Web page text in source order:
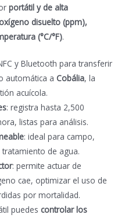
portátil y de alta
oxígeno disuelto (ppm),
(°C/°F).
y Bluetooth para transferir
automática a Cobália, la
acuícola.
: registra hasta 2,500
listas para análisis.
: ideal para campo,
de agua.
: permite actuar de
cae, optimizar el uso de
por mortalidad.
puedes controlar los